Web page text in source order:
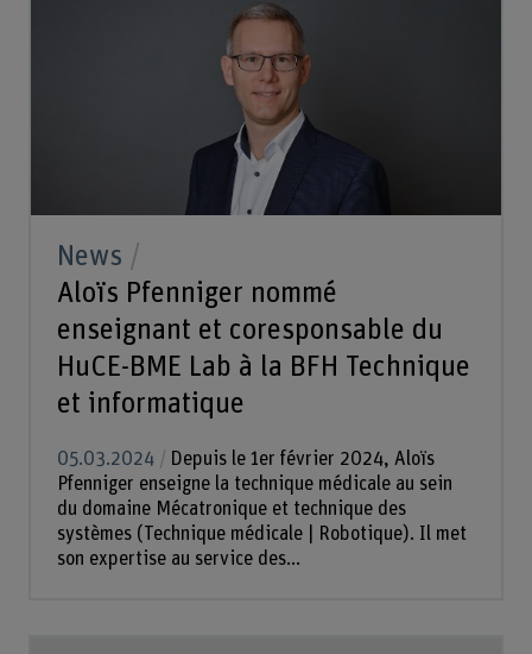
News
Aloïs Pfenniger nommé
enseignant et coresponsable du
HuCE-BME Lab à la BFH Technique
et informatique
05.03.2024
Depuis le 1er février 2024, Aloïs
Pfenniger enseigne la technique médicale au sein
du domaine Mécatronique et technique des
systèmes (Technique médicale | Robotique). Il met
son expertise au service des...